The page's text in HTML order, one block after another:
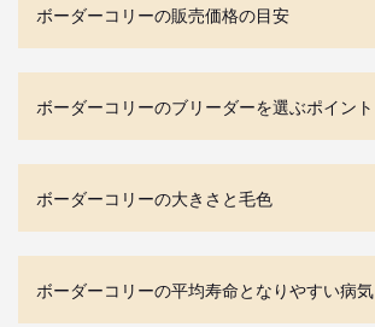
ボーダーコリーの販売価格の目安
ボーダーコリーのブリーダーを選ぶポイント
ボーダーコリーの大きさと毛色
ボーダーコリーの平均寿命となりやすい病気